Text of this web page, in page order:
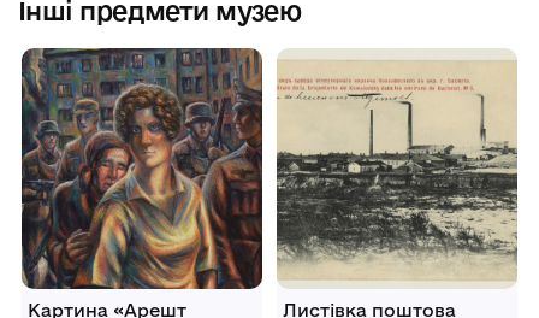
Інші предмети музею
Картина «Арешт
Листівка поштова